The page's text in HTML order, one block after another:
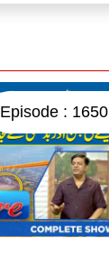
Episode : 1650